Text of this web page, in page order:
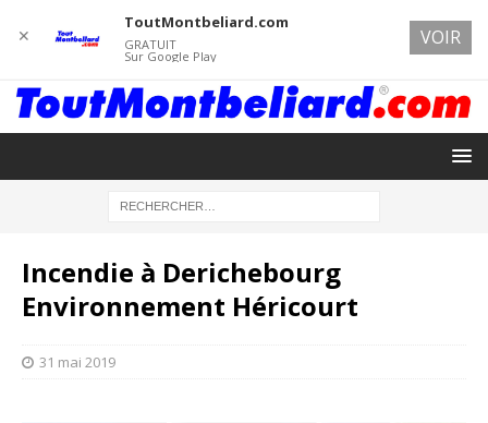
Incendie à Derichebourg
Environnement Héricourt
31 mai 2019
✕
ToutMontbeliard.com
GRATUIT
Sur Google Play
VOIR